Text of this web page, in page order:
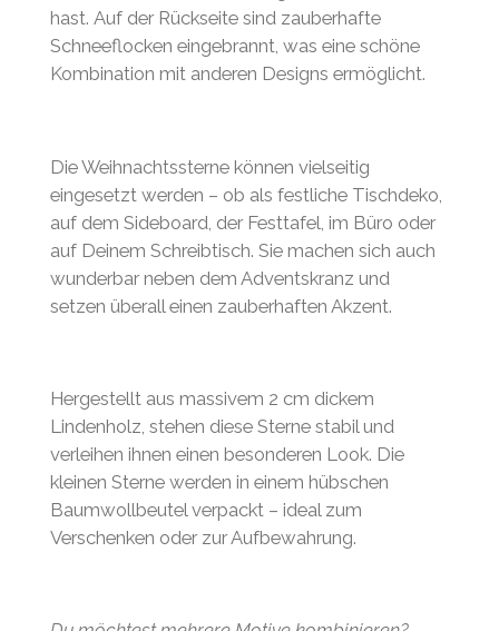
hast. Auf der Rückseite sind zauberhafte
Schneeflocken eingebrannt, was eine schöne
Kombination mit anderen Designs ermöglicht.
Die Weihnachtssterne können vielseitig
eingesetzt werden – ob als festliche Tischdeko,
auf dem Sideboard, der Festtafel, im Büro oder
auf Deinem Schreibtisch. Sie machen sich auch
wunderbar neben dem Adventskranz und
setzen überall einen zauberhaften Akzent.
Hergestellt aus massivem 2 cm dickem
Lindenholz, stehen diese Sterne stabil und
verleihen ihnen einen besonderen Look. Die
kleinen Sterne werden in einem hübschen
Baumwollbeutel verpackt – ideal zum
Verschenken oder zur Aufbewahrung.